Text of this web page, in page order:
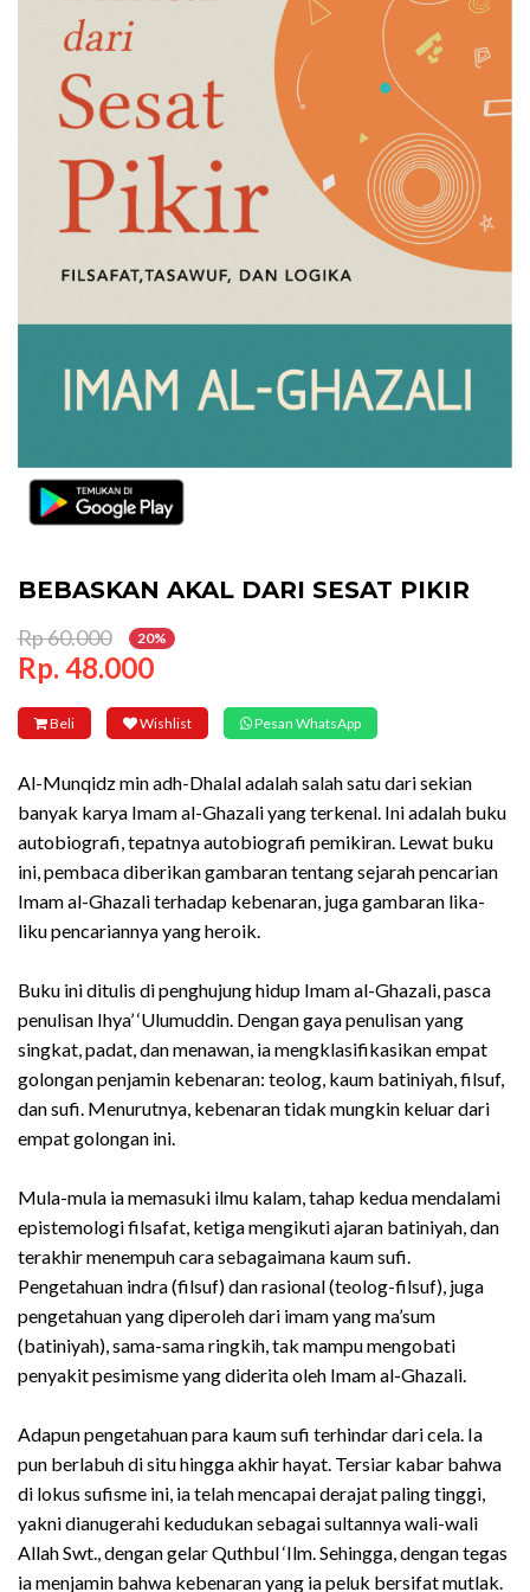
BEBASKAN AKAL DARI SESAT PIKIR
Rp 60.000 20%
Rp. 48.000
Beli Wishlist Pesan WhatsApp
Al-Munqidz min adh-Dhalal adalah salah satu dari sekian
banyak karya Imam al-Ghazali yang terkenal. Ini adalah buku
autobiografi, tepatnya autobiografi pemikiran. Lewat buku
ini, pembaca diberikan gambaran tentang sejarah pencarian
Imam al-Ghazali terhadap kebenaran, juga gambaran lika-
liku pencariannya yang heroik.
Buku ini ditulis di penghujung hidup Imam al-Ghazali, pasca
penulisan Ihya’ ‘Ulumuddin. Dengan gaya penulisan yang
singkat, padat, dan menawan, ia mengklasifikasikan empat
golongan penjamin kebenaran: teolog, kaum batiniyah, filsuf,
dan sufi. Menurutnya, kebenaran tidak mungkin keluar dari
empat golongan ini.
Mula-mula ia memasuki ilmu kalam, tahap kedua mendalami
epistemologi filsafat, ketiga mengikuti ajaran batiniyah, dan
terakhir menempuh cara sebagaimana kaum sufi.
Pengetahuan indra (filsuf) dan rasional (teolog-filsuf), juga
pengetahuan yang diperoleh dari imam yang ma’sum
(batiniyah), sama-sama ringkih, tak mampu mengobati
penyakit pesimisme yang diderita oleh Imam al-Ghazali.
Adapun pengetahuan para kaum sufi terhindar dari cela. Ia
pun berlabuh di situ hingga akhir hayat. Tersiar kabar bahwa
di lokus sufisme ini, ia telah mencapai derajat paling tinggi,
yakni dianugerahi kedudukan sebagai sultannya wali-wali
Allah Swt., dengan gelar Quthbul ‘Ilm. Sehingga, dengan tegas
ia menjamin bahwa kebenaran yang ia peluk bersifat mutlak.